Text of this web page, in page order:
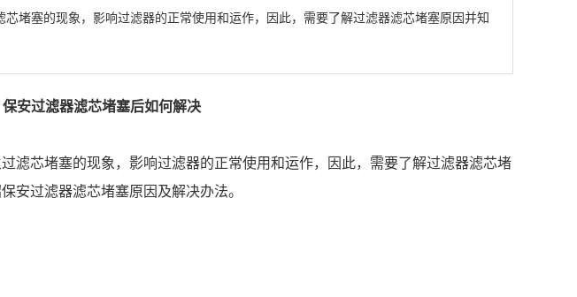
堵塞的现象，影响过滤器的正常使用和运作，因此，需要了解过滤器滤芯堵塞原因并知
保安过滤器滤芯堵塞后如何解决
滤芯堵塞的现象，影响过滤器的正常使用和运作，因此，需要了解过滤器滤芯堵
安过滤器滤芯堵塞原因及解决办法。